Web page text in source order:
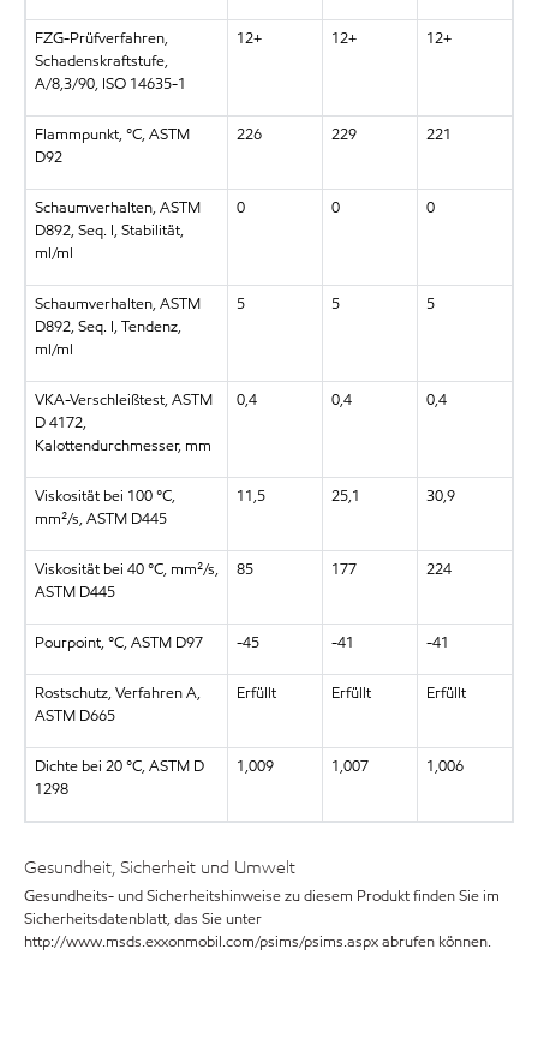
FZG-Prüfverfahren,
Schadenskraftstufe,
A/8,3/90, ISO 14635-1
12+ 12+ 12+
Flammpunkt, °C, ASTM
D92
226 229 221
Schaumverhalten, ASTM
D892, Seq. I, Stabilität,
ml/ml
0 0 0
Schaumverhalten, ASTM
D892, Seq. I, Tendenz,
ml/ml
5 5 5
VKA-Verschleißtest, ASTM
D 4172,
Kalottendurchmesser, mm
0,4 0,4 0,4
Viskosität bei 100 °C,
mm²/s, ASTM D445
11,5 25,1 30,9
Viskosität bei 40 °C, mm²/s,
ASTM D445
85 177 224
Pourpoint, °C, ASTM D97 -45 -41 -41
Rostschutz, Verfahren A,
ASTM D665
Erfüllt Erfüllt Erfüllt
Dichte bei 20 °C, ASTM D
1298
1,009 1,007 1,006
Gesundheit, Sicherheit und Umwelt
Gesundheits- und Sicherheitshinweise zu diesem Produkt finden Sie im
Sicherheitsdatenblatt, das Sie unter
http://www.msds.exxonmobil.com/psims/psims.aspx abrufen können.